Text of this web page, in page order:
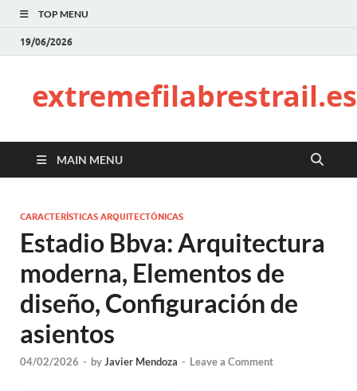
TOP MENU
19/06/2026
extremefilabrestrail.es
MAIN MENU
CARACTERÍSTICAS ARQUITECTÓNICAS
Estadio Bbva: Arquitectura
moderna, Elementos de
diseño, Configuración de
asientos
04/02/2026 - byJavier Mendoza - Leave a Comment